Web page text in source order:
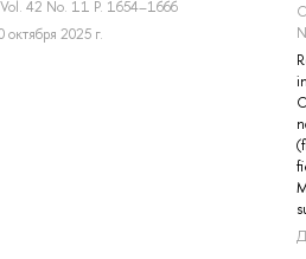
42 No. 11 P. 1654–1666
2025 г.